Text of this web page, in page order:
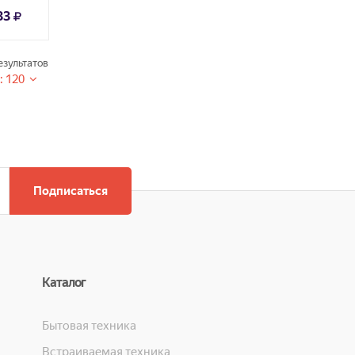
120
Подписаться
Каталог
Бытовая техника
Встраиваемая техника